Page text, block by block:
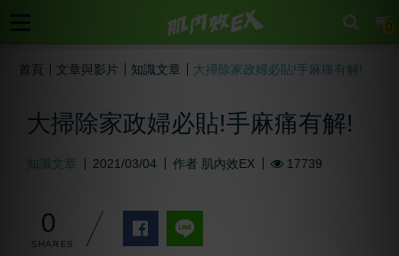
0
首頁 文章與影片 知識文章 大掃除家政婦必貼!手麻痛有解!
大掃除家政婦必貼!手麻痛有解!
知識文章 2021/03/04 作者 肌內效EX 17739
0